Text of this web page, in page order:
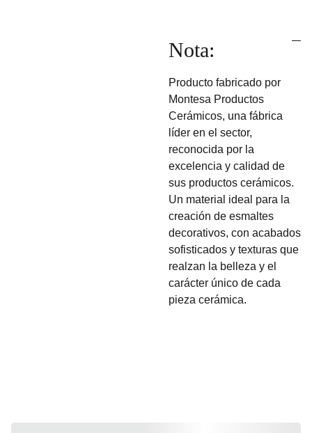
Nota:
Producto fabricado por
Montesa Productos
Cerámicos, una fábrica
líder en el sector,
reconocida por la
excelencia y calidad de
sus productos cerámicos.
Un material ideal para la
creación de esmaltes
decorativos, con acabados
sofisticados y texturas que
realzan la belleza y el
carácter único de cada
pieza cerámica.